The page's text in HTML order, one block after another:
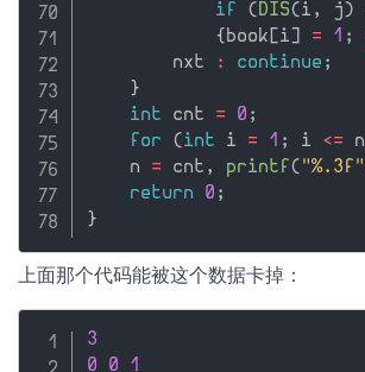
if
( DIS( i , j )
{ book i = 1 ;
        nxt
: continue ;
}
int cnt = 0 ;
for
( int i = 1 ; i <= n
    n
= cnt , printf ( "%.3f"
return
0 ;
}
上面那个代码能被这个数据卡掉：
3
0
0
1